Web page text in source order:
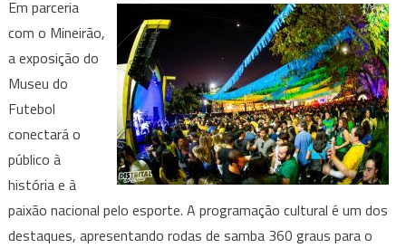
Em parceria
com o Mineirão,
a exposição do
Museu do
Futebol
conectará o
público à
história e à
paixão nacional pelo esporte. A programação cultural é um dos
destaques, apresentando rodas de samba 360 graus para o